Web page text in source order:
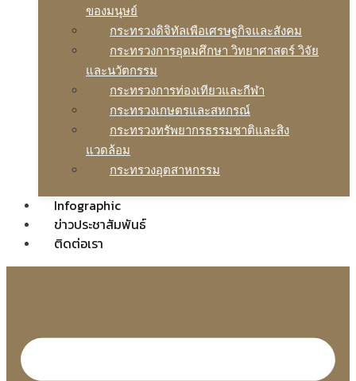
ของมนุษย์
กระทรวงดิจิทัลเพือเศรษฐกิจและสังคม
กระทรวงการอุดมศึกษา วิทยาศาสตร์ วิจัย
และนวัตกรรม
กระทรวงการท่องเทียวและกีฬา
กระทรวงเกษตรและสหกรณ์
กระทรวงทรัพยากรธรรมชาติและสิง
แวดล้อม
กระทรวงอุตสาหกรรม
Infographic
ข่าวประชาสัมพันธ์
ติดต่อเรา